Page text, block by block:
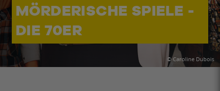
© Caroline Dubois
MÖRDERISCHE SPIELE -
DIE 70ER